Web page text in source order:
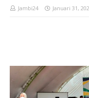
Jambi24 Januari 31,